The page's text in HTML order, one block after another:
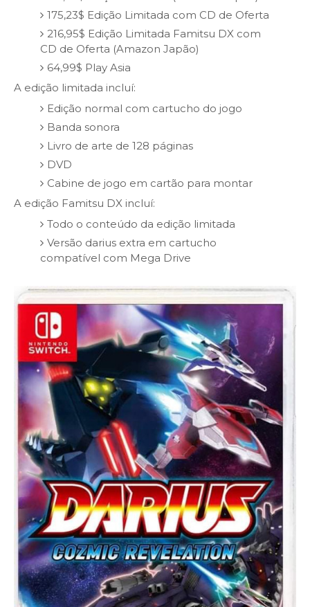
175,23$ Edição Limitada com CD de Oferta
216,95$ Edição Limitada Famitsu DX com
CD de Oferta (Amazon Japão)
64,99$ Play Asia
A edição limitada incluí:
Edição normal com cartucho do jogo
Banda sonora
Livro de arte de 128 páginas
DVD
Cabine de jogo em cartão para montar
A edição Famitsu DX incluí:
Todo o conteúdo da edição limitada
Versão darius extra em cartucho
compatível com Mega Drive